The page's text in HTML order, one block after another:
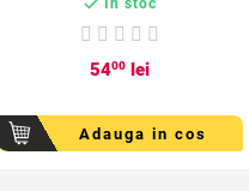
In stoc
5400lei
Adauga in cos